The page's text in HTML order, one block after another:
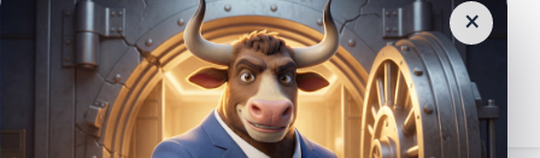
×
Nejčtenějšízprávy